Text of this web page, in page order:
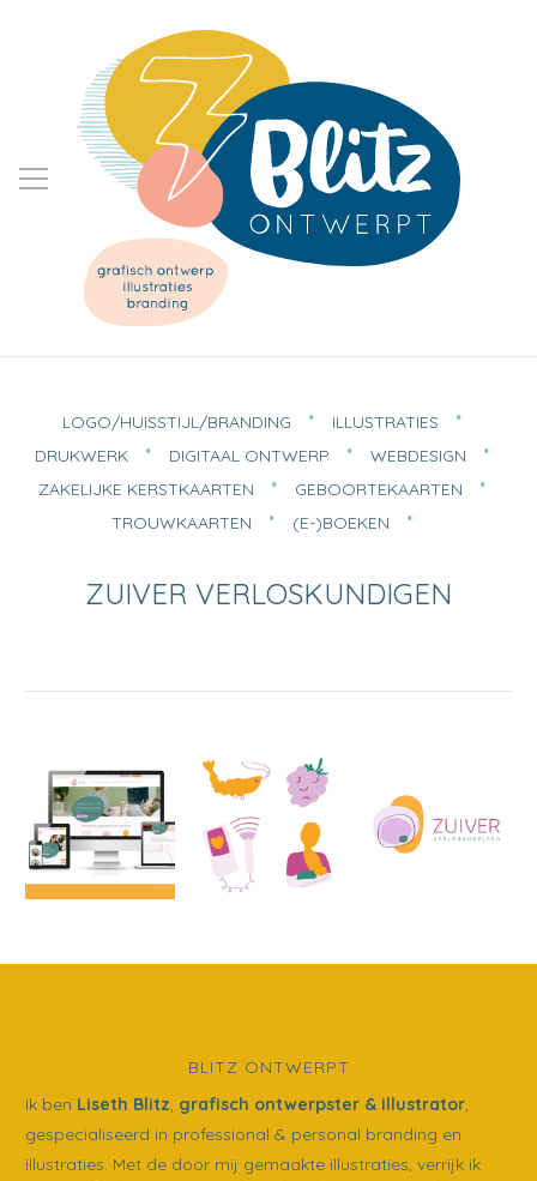
LOGO/HUISSTIJL/BRANDING
ILLUSTRATIES
DRUKWERK
DIGITAAL ONTWERP
WEBDESIGN
ZAKELIJKE KERSTKAARTEN
GEBOORTEKAARTEN
TROUWKAARTEN
(E-)BOEKEN
ZUIVER VERLOSKUNDIGEN
BLITZ ONTWERPT
Ik ben Liseth Blitz, grafisch ontwerpster & illustrator,
gespecialiseerd in professional & personal branding en
illustraties. Met de door mij gemaakte illustraties, verrijk ik